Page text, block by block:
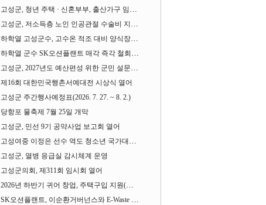
고성군, 청년 주택 · 신혼부부, 출산가구 임차보증금 대출이자 지원사업 시행
고성군, 저소득층 노인 인공관절 수술비 지원사업 계속 추진
하학열 고성군수, 고수온 적조 대비 양식장 현장점검
하학열 군수 SK오션플랜트 매각 즉각 철회 촉구 기자회견 열어
고성군, 2027년도 예산편성 위한 군민 설문조사 실시
제16회 대한민국행촌서예대전 시상식 열어
고성군 주간행사예정표(2026. 7. 27. ~ 8. 2.)
당항포 물축제 7월 25일 개막
고성군, 민선 9기 공약사업 보고회 열어
고성여중 이정은 선수 역도 청소년 국가대표에 뽑혀
고성군, 열병 응급실 감시체계 운영
고성군의회, 제311회 임시회 열어
2026년 하반기 귀어 창업, 주택구입 지원(융자) 사업대상자 모집
SK오션플랜트, 이순환거버넌스와 E-Waste Zero 업무협약